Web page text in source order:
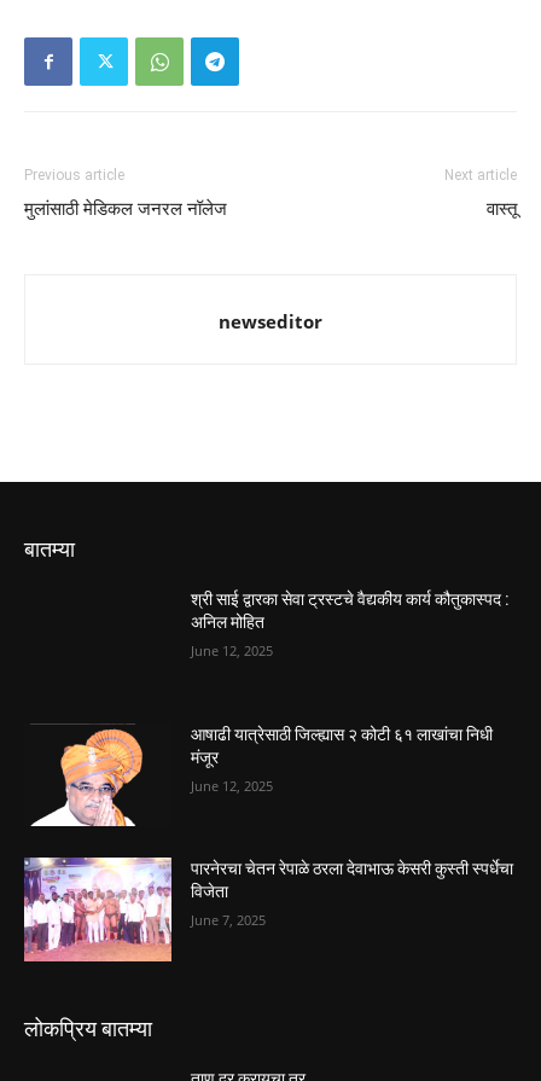
Previous article
मुलांसाठी मेडिकल जनरल नॉलेज
Next article
वास्तू
newseditor
बातम्या
श्री साई द्वारका सेवा ट्रस्टचे वैद्यकीय कार्य कौतुकास्पद :
अनिल मोहित
June 12, 2025
आषाढी यात्रेसाठी जिल्ह्यास २ कोटी ६१ लाखांचा निधी
मंजूर
June 12, 2025
पारनेरचा चेतन रेपाळे ठरला देवाभाऊ केसरी कुस्ती स्पर्धेचा
विजेता
June 7, 2025
लोकप्रिय बातम्या